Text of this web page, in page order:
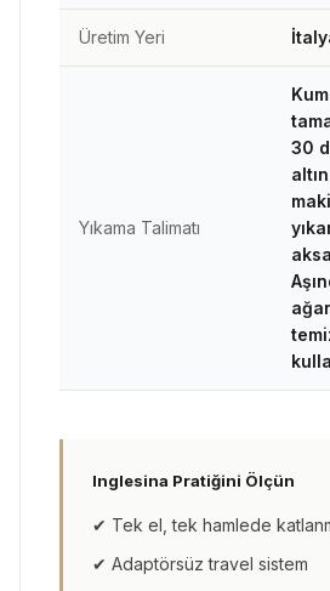
Üretim Yeri
Yıkama Talimatı
30
Inglesina Pratiğini Ölçün
✔ Tek el, tek hamlede
✔ Adaptörsüz travel sistem